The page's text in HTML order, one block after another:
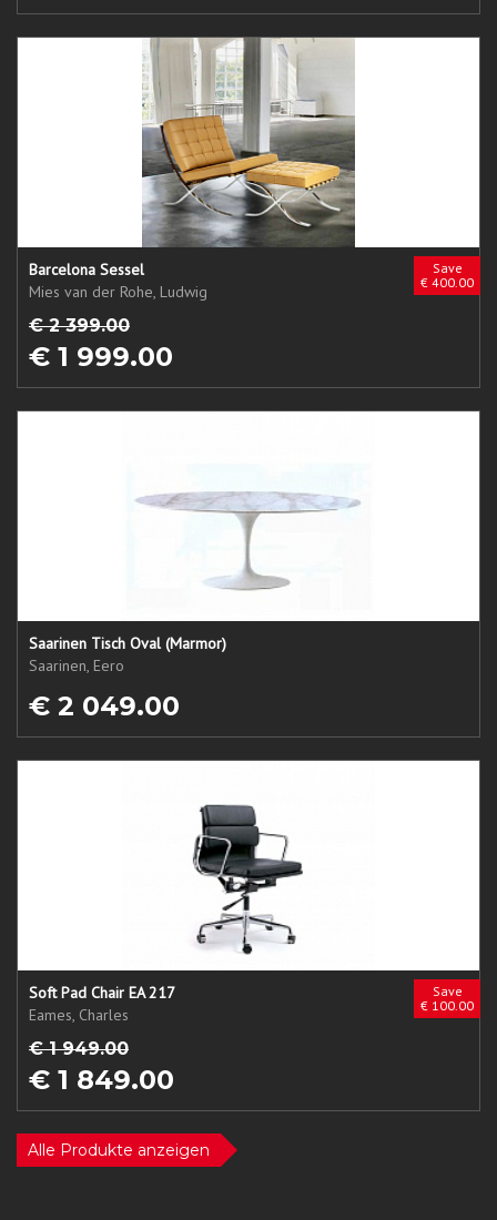
Save
€ 400.00
Barcelona Sessel
Mies van der Rohe, Ludwig
€ 2 399.00
€ 1 999.00
Saarinen Tisch Oval (Marmor)
Saarinen, Eero
€ 2 049.00
Save
€ 100.00
Soft Pad Chair EA 217
Eames, Charles
€ 1 949.00
€ 1 849.00
Alle Produkte anzeigen